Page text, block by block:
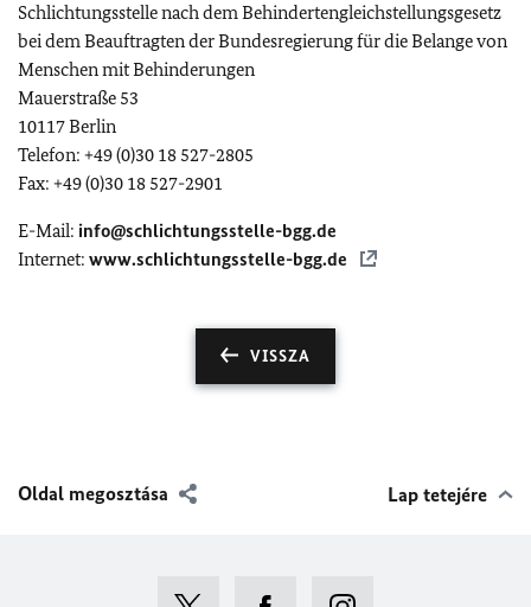
Schlichtungsstelle nach dem Behindertengleichstellungsgesetz
bei dem Beauftragten der Bundesregierung für die Belange von
Menschen mit Behinderungen
Mauerstraße 53
10117 Berlin
Telefon: +49 (0)30 18 527-2805
Fax: +49 (0)30 18 527-2901
E-Mail: info@schlichtungsstelle-bgg.de
Internet: www.schlichtungsstelle-bgg.de
VISSZA
Oldal megosztása Lap tetejére